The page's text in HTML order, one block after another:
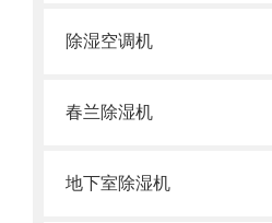
除湿空调机
春兰除湿机
地下室除湿机